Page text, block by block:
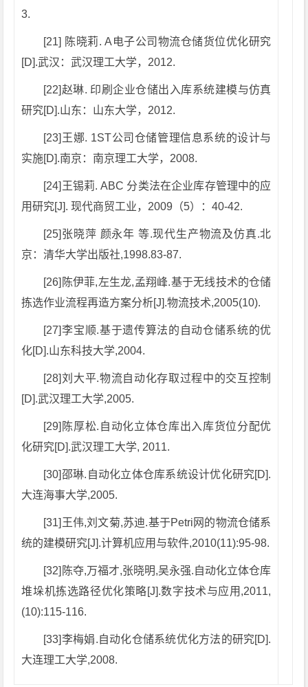
3.
[21] 陈晓莉. A电子公司物流仓储货位优化研究
[D].武汉：武汉理工大学，2012.
[22]赵琳. 印刷企业仓储出入库系统建模与仿真
研究[D].山东：山东大学，2012.
[23]王娜. 1ST公司仓储管理信息系统的设计与
实施[D].南京：南京理工大学，2008.
[24]王锡莉. ABC 分类法在企业库存管理中的应
用研究[J]. 现代商贸工业，2009（5）：40-42.
[25]张晓萍 颜永年 等.现代生产物流及仿真.北
京：清华大学出版社,1998.83-87.
[26]陈伊菲,左生龙,孟翔峰.基于无线技术的仓储
拣选作业流程再造方案分析[J].物流技术,2005(10).
[27]李宝顺.基于遗传算法的自动仓储系统的优
化[D].山东科技大学,2004.
[28]刘大平.物流自动化存取过程中的交互控制
[D].武汉理工大学,2005.
[29]陈厚松.自动化立体仓库出入库货位分配优
化研究[D].武汉理工大学, 2011.
[30]邵琳.自动化立体仓库系统设计优化研究[D].
大连海事大学,2005.
[31]王伟,刘文菊,苏迪.基于Petri网的物流仓储系
统的建模研究[J].计算机应用与软件,2010(11):95-98.
[32]陈夺,万福才,张晓明,吴永强.自动化立体仓库
堆垛机拣选路径优化策略[J].数字技术与应用,2011,
(10):115-116.
[33]李梅娟.自动化仓储系统优化方法的研究[D].
大连理工大学,2008.